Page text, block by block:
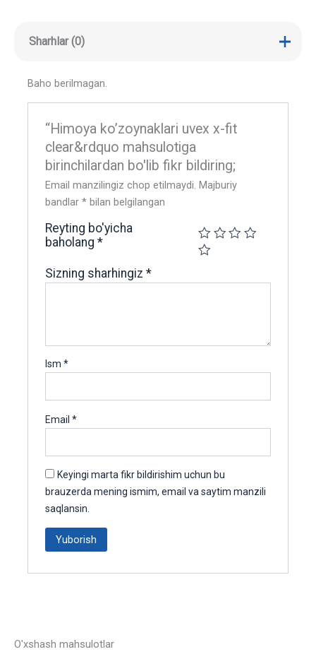
Sharhlar (0)
Baho berilmagan.
“Himoya ko’zoynaklari uvex x-fit
clear&rdquo mahsulotiga
birinchilardan bo'lib fikr bildiring;
Email manzilingiz chop etilmaydi. Majburiy
bandlar* bilan belgilangan
Reyting bo'yicha
baholang*
Sizning sharhingiz*
Ism*
Email*
Keyingi marta fikr bildirishim uchun bu
brauzerda mening ismim, email va saytim manzili
saqlansin.
O'xshash mahsulotlar